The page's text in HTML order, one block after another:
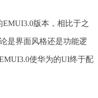
版本，相比于之
是界面风格还是功能逻
使华为的UI终于配